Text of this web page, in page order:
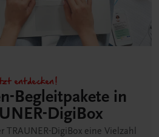
entdecken!
Begleitpakete in
DigiBox
DigiBox eine Vielzahl